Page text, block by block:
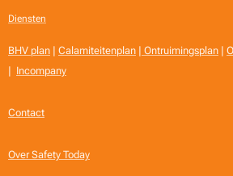
Diensten
BHV plan | Calamiteitenplan | Ontruimingsplan |
| Incompany
Contact
Over Safety Today